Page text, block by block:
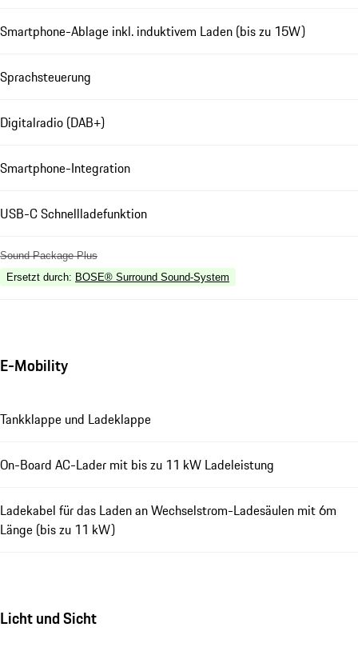
Smartphone-Ablage inkl. induktivem Laden (bis zu 15W)
Sprachsteuerung
Digitalradio (DAB+)
Smartphone-Integration
USB-C Schnellladefunktion
Sound Package Plus
Ersetzt durch: BOSE® Surround Sound-System
E-Mobility
Tankklappe und Ladeklappe
On-Board AC-Lader mit bis zu 11 kW Ladeleistung
Ladekabel für das Laden an Wechselstrom-Ladesäulen mit 6m
Länge (bis zu 11 kW)
Licht und Sicht